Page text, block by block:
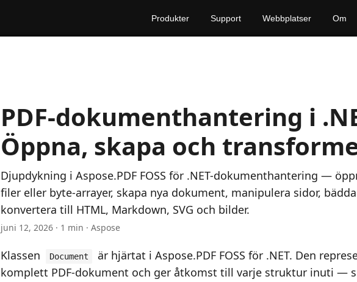
Produkter Support Webbplatser Om
PDF-dokumenthantering i
Öppna, skapa och
Djupdykning i Aspose.PDF FOSS för .NET-dokumenthantering —
filer eller byte-arrayer, skapa nya dokument, manipulera sidor,
konvertera till HTML, Markdown, SVG och bilder.
juni 12, 2026 · 1 min · Aspose
Klassen Document
är hjärtat i Aspose.PDF FOSS för .NET. Den
komplett PDF-dokument och ger åtkomst till varje struktur inuti —